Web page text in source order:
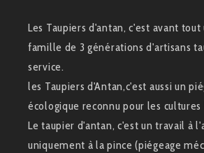
Les Taupiers d'antan, c'est avant
famille de 3 générations d'artisans
service.
les Taupiers d'Antan,c'est aussi un
écologique reconnu pour les cultures
Le taupier d'antan, c'est un travail à
uniquement à la pince (piégeage